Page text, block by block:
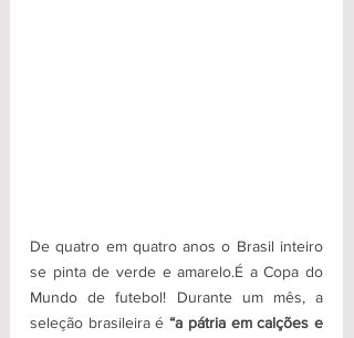
De quatro em quatro anos o Brasil inteiro
se pinta de verde e amarelo.É a Copa do
Mundo de futebol! Durante um mês, a
seleção brasileira é “a pátria em calções e